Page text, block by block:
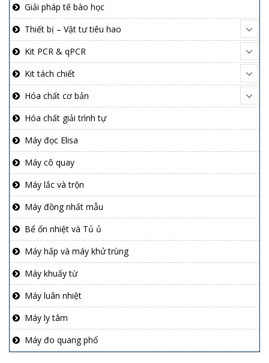
Giải pháp tế bào học
Thiết bị – Vật tư tiêu hao
Kit PCR & qPCR
Kit tách chiết
Hóa chất cơ bản
Hóa chất giải trình tự
Máy đọc Elisa
Máy cô quay
Máy lắc và trộn
Máy đồng nhất mẫu
Bể ổn nhiệt và Tủ ủ
Máy hấp và máy khử trùng
Máy khuấy từ
Máy luân nhiệt
Máy ly tâm
Máy đo quang phổ